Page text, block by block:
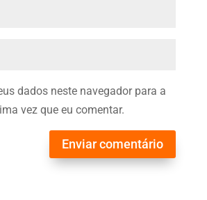
dados neste navegador para a
vez que eu comentar.
Enviar comentário